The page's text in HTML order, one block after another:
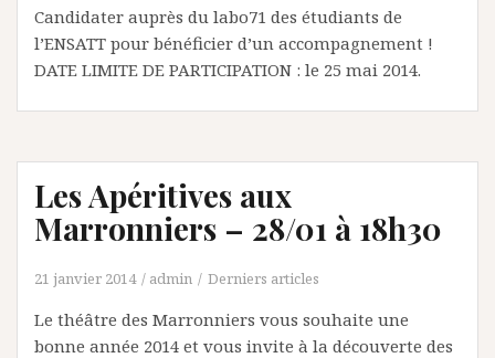
Candidater auprès du labo71 des étudiants de
l’ENSATT pour bénéficier d’un accompagnement !
DATE LIMITE DE PARTICIPATION : le 25 mai 2014.
Les Apéritives aux
Marronniers – 28/01 à 18h30
21 janvier 2014 admin Derniers articles
Le théâtre des Marronniers vous souhaite une
bonne année 2014 et vous invite à la découverte des